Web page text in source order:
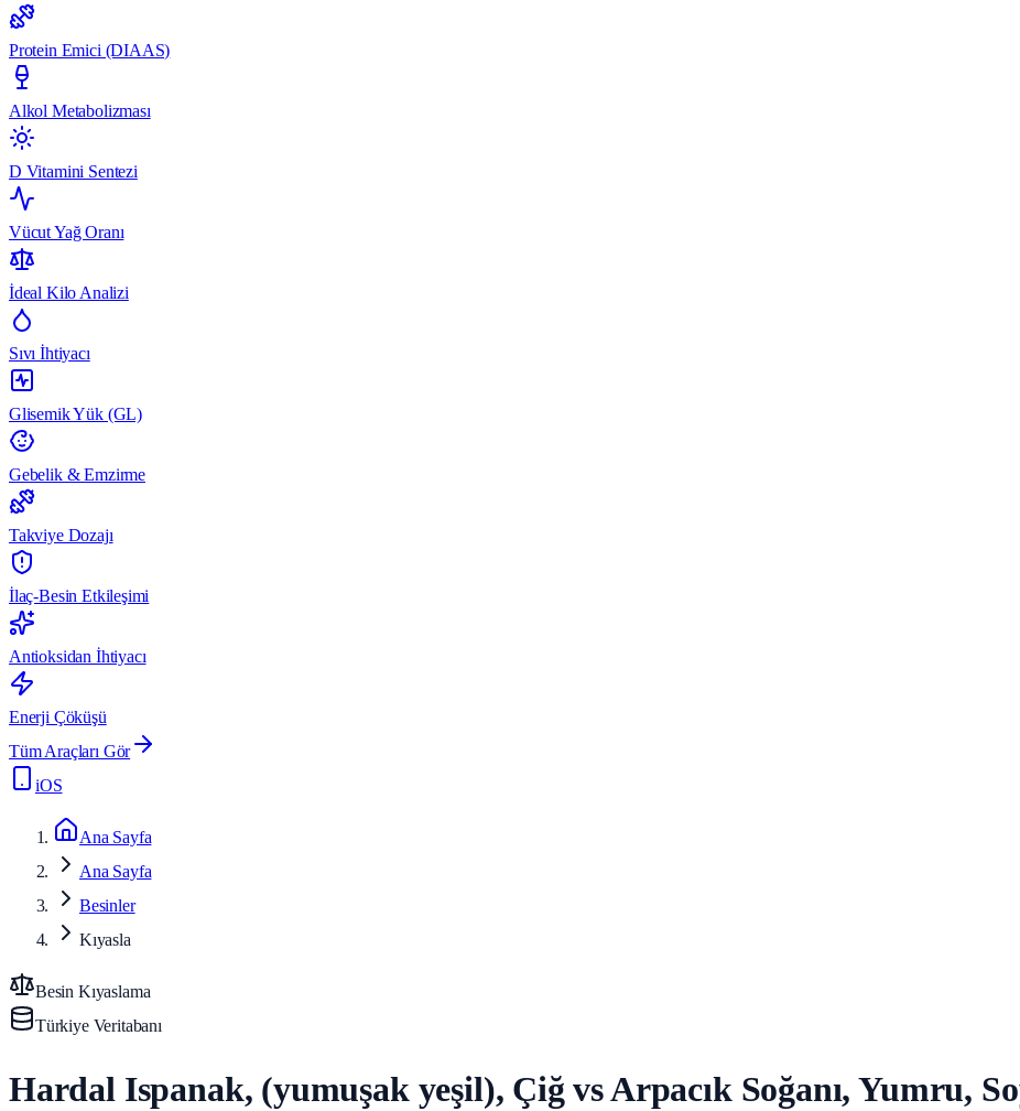
Protein Emici (DIAAS)
Alkol Metabolizması
D Vitamini Sentezi
Vücut Yağ Oranı
İdeal Kilo Analizi
Sıvı İhtiyacı
Glisemik Yük (GL)
Gebelik & Emzirme
Takviye Dozajı
İlaç-Besin Etkileşimi
Antioksidan İhtiyacı
Enerji Çöküşü
Tüm Araçları Gör
iOS
Ana Sayfa
Ana Sayfa
Besinler
Kıyasla
Besin Kıyaslama
Türkiye Veritabanı
Hardal Ispanak, (yumuşak yeşil), Çiğ vs Arpacık Soğanı, Yumru,